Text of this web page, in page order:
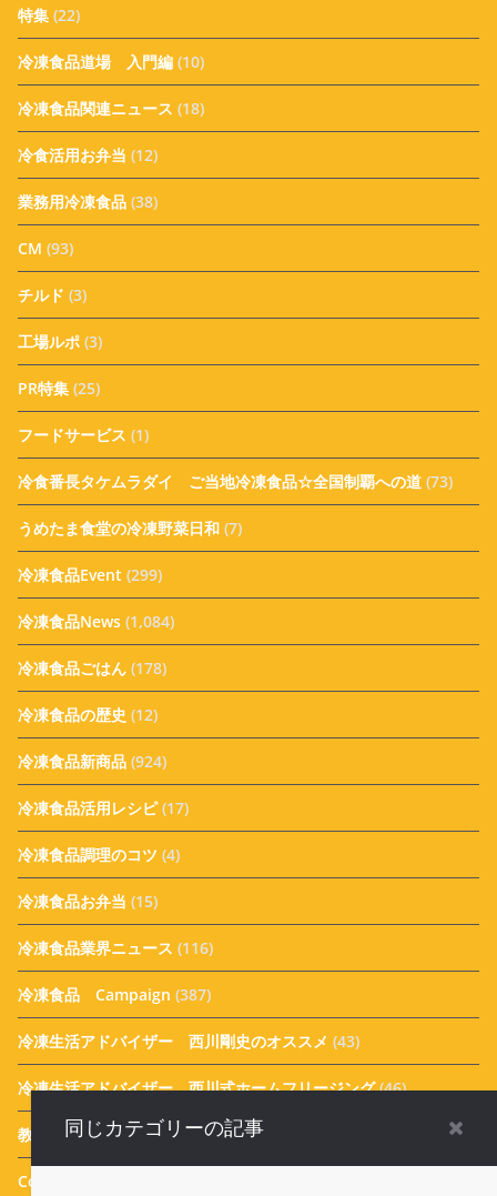
特集 (22)
冷凍食品道場 入門編 (10)
冷凍食品関連ニュース (18)
冷食活用お弁当 (12)
業務用冷凍食品 (38)
CM (93)
チルド (3)
工場ルポ (3)
PR特集 (25)
フードサービス (1)
冷食番長タケムラダイ ご当地冷凍食品☆全国制覇への道 (73)
うめたま食堂の冷凍野菜日和 (7)
冷凍食品Event (299)
冷凍食品News (1,084)
冷凍食品ごはん (178)
冷凍食品の歴史 (12)
冷凍食品新商品 (924)
冷凍食品活用レシピ(17)
冷凍食品調理のコツ (4)
冷凍食品お弁当 (15)
冷凍食品業界ニュース (116)
冷凍食品 Campaign (387)
冷凍生活アドバイザー 西川剛史のオススメ (43)
冷凍生活アドバイザー 西川式ホームフリージング(46)
教えて！実花先生 冷凍食品アレンジメニュー
Column
同じカテゴリーの記事